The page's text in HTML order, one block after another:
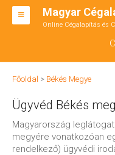
Magyar
Online Cégalapítás és
BT ALAPÍTÁS
CÉGMÓDOSÍTÁS
ÁTALAKULÁS
Főoldal > Békés Megye
Ügyvéd Békés
Magyarország
megyére vonatkozóan
rendelkező) ügyvédi